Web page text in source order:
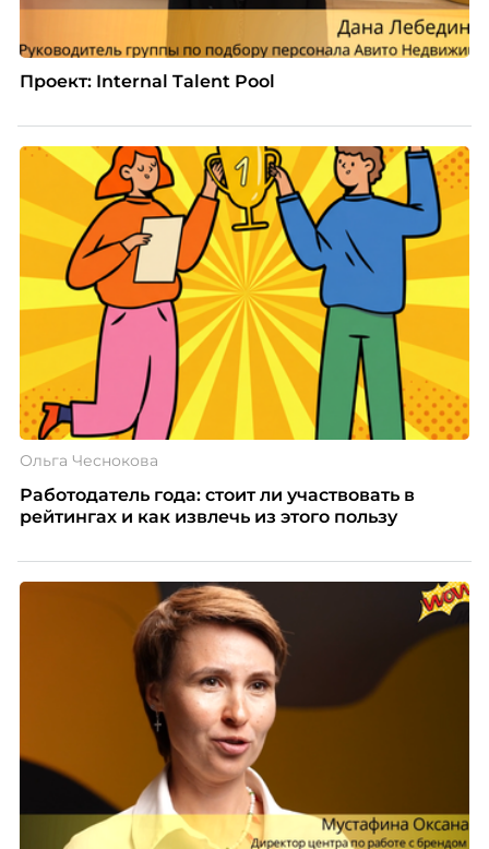
Проект: Internal Talent Pool
Ольга Чеснокова
Работодатель года: стоит ли участвовать в
рейтингах и как извлечь из этого пользу